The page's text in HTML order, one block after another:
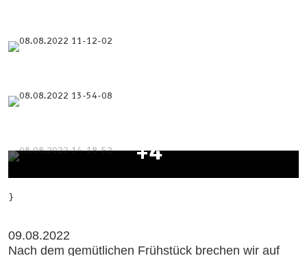
+4
}
09.08.2022
Nach dem gemütlichen Frühstück brechen wir auf